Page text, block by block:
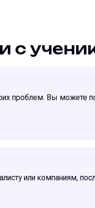
с
проблем. Вы можете
или компаниям,